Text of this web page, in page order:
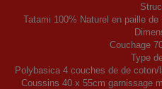
Tatami 100% Naturel en paille
Couchage
Type
Polybasica 4 couches de de
Coussins 40 x 55cm garnissage